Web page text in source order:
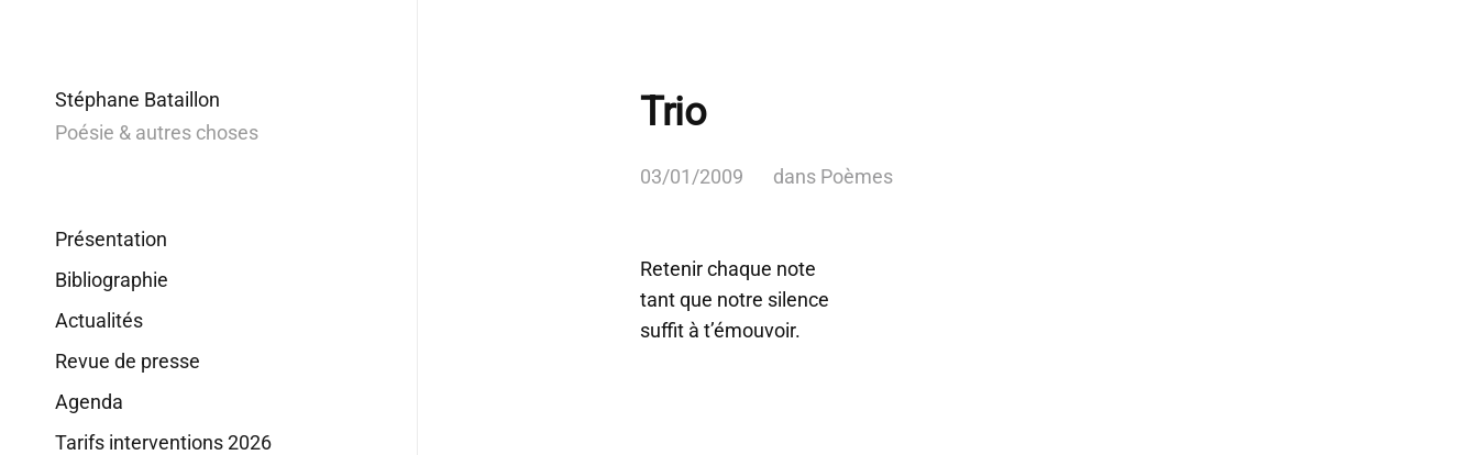
Stéphane Bataillon
Poésie & autres choses
Présentation
Bibliographie
Actualités
Revue de presse
Agenda
Tarifs interventions 2026
Trio
03/01/2009 dans Poèmes
Retenir chaque note
tant que notre silence
suffit à t’émouvoir.